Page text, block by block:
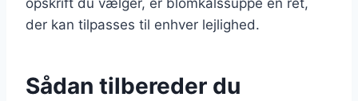
der kan tilpasses til enhver lejlighed.
Sådan tilbereder du